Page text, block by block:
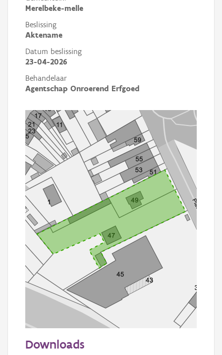
Merelbeke-melle
Beslissing
Aktename
Datum beslissing
23-04-2026
Behandelaar
Agentschap Onroerend Erfgoed
Informatie Vlaanderen
Downloads